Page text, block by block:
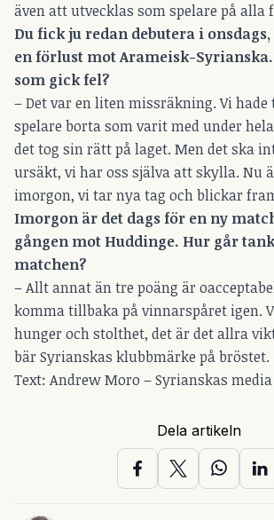
även att utvecklas som spelare på alla
Du fick ju redan debutera i
en förlust mot Arameisk-Syrianska.
som gick fel?
– Det var en liten missräkning. Vi
spelare borta som varit med under
det tog sin rätt på laget. Men det ska
ursäkt, vi har oss själva att skylla. Nu
imorgon, vi tar nya tag och blickar
Imorgon är det dags för en ny
gången mot Huddinge. Hur går
matchen?
– Allt annat än tre poäng är
komma tillbaka på vinnarspåret igen.
hunger och stolthet, det är det allra
bär Syrianskas klubbmärke på bröstet.
Text: Andrew Moro – Syrianskas
Dela artikeln